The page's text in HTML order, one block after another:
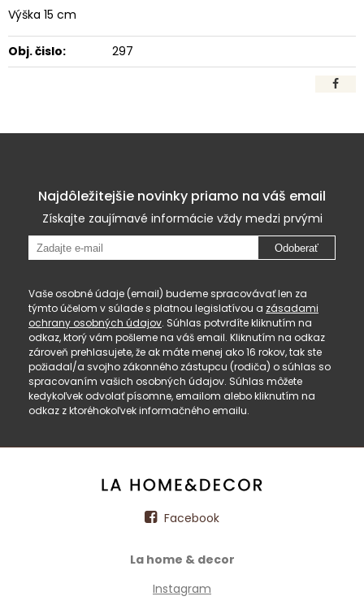
Výška 15 cm
Obj. čislo: 297
Najdôležitejšie novinky priamo na váš email
Získajte zaujímavé informácie vždy medzi prvými
Odoberať
Vaše osobné údaje (email) budeme spracovávať len za
týmto účelom v súlade s platnou legislatívou a zásadami
ochrany osobných údajov. Súhlas potvrdíte kliknutím na
odkaz, ktorý vám pošleme na váš email. Kliknutím na odkaz
zároveň prehlasujete, že ak máte menej ako 16 rokov, tak ste
požiadal/a svojho zákonného zástupcu (rodiča) o súhlas so
spracovaním vašich osobných údajov. Súhlas môžete
kedykoľvek odvolať písomne, emailom alebo kliknutím na
odkaz z ktoréhokoľvek informačného emailu.
Facebook
La home & decor
Instagram